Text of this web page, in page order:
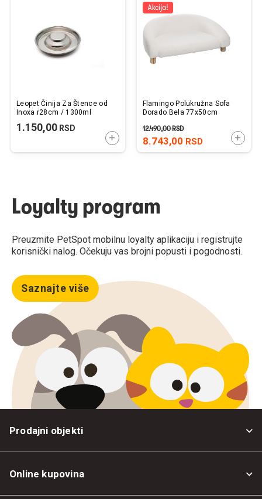
Leopet Činija Za Štence od
Inoxa r28cm / 1300ml
1.150,00 RSD
DODAJTE U KORPU
Flamingo Polukružna Sofa
Dorado Bela 77x50cm
8.743,00 RSD
12.490,00RSD
Loyalty program
Preuzmite PetSpot mobilnu loyalty aplikaciju i registrujte
korisnički nalog. Očekuju vas brojni popusti i pogodnosti.
Saznajte više
Prodajni objekti
Online kupovina